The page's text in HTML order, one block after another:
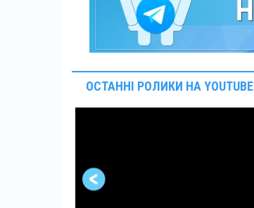
ОСТАННІ РОЛИКИ НА YOUTUBE